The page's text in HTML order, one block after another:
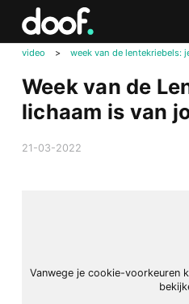
video > week van de lentekriebels:
Week van de
lichaam is van
21-03-2022
Vanwege je cookie-voorkeuren
Doof.nl